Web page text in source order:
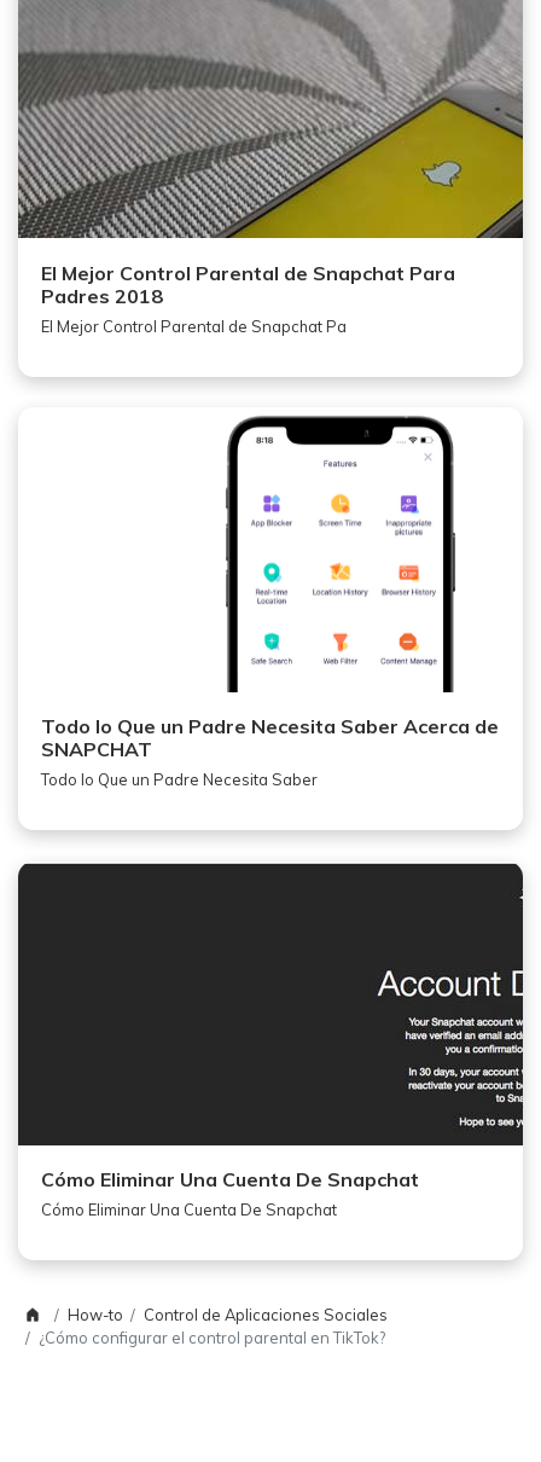
El Mejor Control Parental de Snapchat Para
Padres 2018
El Mejor Control Parental de Snapchat Pa
Todo lo Que un Padre Necesita Saber Acerca de
SNAPCHAT
Todo lo Que un Padre Necesita Saber
Cómo Eliminar Una Cuenta De Snapchat
Cómo Eliminar Una Cuenta De Snapchat
How-to
Control de Aplicaciones Sociales
¿Cómo configurar el control parental en TikTok?